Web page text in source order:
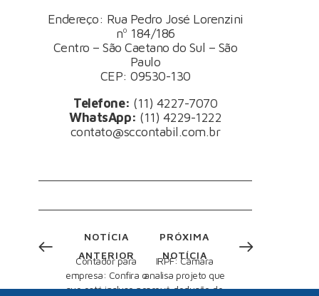
Endereço: Rua Pedro José Lorenzini
nº 184/186
Centro – São Caetano do Sul – São
Paulo
CEP: 09530-130
Telefone: (11) 4227-7070
WhatsApp: (11) 4229-1222
contato@sccontabil.com.br
NOTÍCIA
ANTERIOR
Contador para
empresa: Confira o
que está incluso no
PRÓXIMA
NOTÍCIA
IRPF: Câmara
analisa projeto que
prevê dedução de